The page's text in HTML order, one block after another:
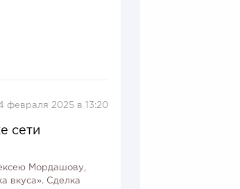
февраля 2025 в 13:20
сети
Мордашову,
вкуса». Сделка